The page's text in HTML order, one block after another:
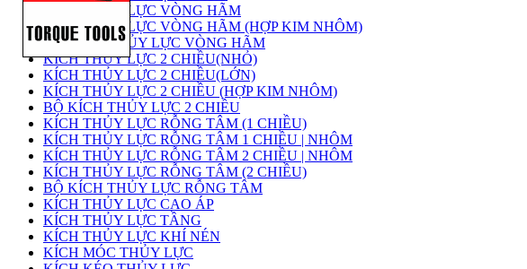
KÍCH THỦY LỰC VÒNG HÃM
KÍCH THỦY LỰC VÒNG HÃM (HỢP KIM NHÔM)
BỘ KÍCH THỦY LỰC VÒNG HÃM
KÍCH THỦY LỰC 2 CHIỀU(NHỎ)
KÍCH THỦY LỰC 2 CHIỀU(LỚN)
KÍCH THỦY LỰC 2 CHIỀU (HỢP KIM NHÔM)
BỘ KÍCH THỦY LỰC 2 CHIỀU
KÍCH THỦY LỰC RỖNG TÂM (1 CHIỀU)
KÍCH THỦY LỰC RỖNG TÂM 1 CHIỀU | NHÔM
KÍCH THỦY LỰC RỖNG TÂM 2 CHIỀU | NHÔM
KÍCH THỦY LỰC RỖNG TÂM (2 CHIỀU)
BỘ KÍCH THỦY LỰC RỖNG TÂM
KÍCH THỦY LỰC CAO ÁP
KÍCH THỦY LỰC TẦNG
KÍCH THỦY LỰC KHÍ NÉN
KÍCH MÓC THỦY LỰC